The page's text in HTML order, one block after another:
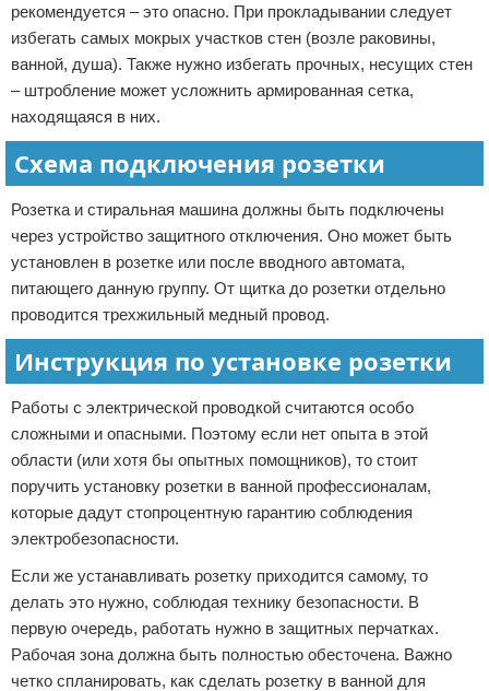
рекомендуется – это опасно. При прокладывании следует
избегать самых мокрых участков стен (возле раковины,
ванной, душа). Также нужно избегать прочных, несущих стен
– штробление может усложнить армированная сетка,
находящаяся в них.
Схема подключения розетки
Розетка и стиральная машина должны быть подключены
через устройство защитного отключения. Оно может быть
установлен в розетке или после вводного автомата,
питающего данную группу. От щитка до розетки отдельно
проводится трехжильный медный провод.
Инструкция по установке розетки
Работы с электрической проводкой считаются особо
сложными и опасными. Поэтому если нет опыта в этой
области (или хотя бы опытных помощников), то стоит
поручить установку розетки в ванной профессионалам,
которые дадут стопроцентную гарантию соблюдения
электробезопасности.
Если же устанавливать розетку приходится самому, то
делать это нужно, соблюдая технику безопасности. В
первую очередь, работать нужно в защитных перчатках.
Рабочая зона должна быть полностью обесточена. Важно
четко спланировать, как сделать розетку в ванной для